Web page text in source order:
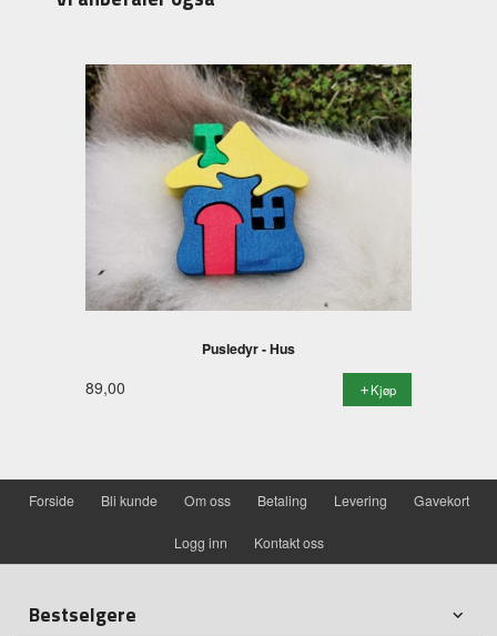
Pusledyr - Hus
89,00 Kjøp
Forside Bli kunde Om oss Betaling Levering Gavekort
Logg inn Kontakt oss
Bestselgere